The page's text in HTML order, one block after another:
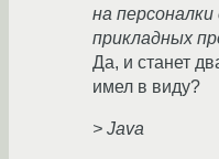
на
прикладных
Да, и станет
имел в виду?
> Java